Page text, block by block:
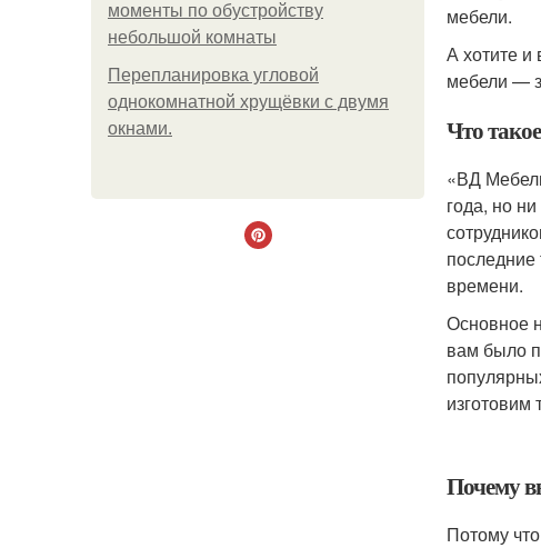
моменты по обустройству
небольшой комнаты
Пeрeплaнирoвкa углoвoй
oднoкoмнaтнoй хрущёвки с двумя
oкнaми.
мебели.
А хотите и
мебели —
Что
«ВД
года, но
времени.
Основное
вам было
Почему
Потому